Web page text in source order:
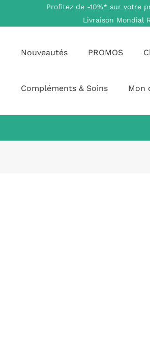
Profitez de -10%* sur votre
Livraison Mondial
Nouveautés PROMOS
Compléments & Soins Mon